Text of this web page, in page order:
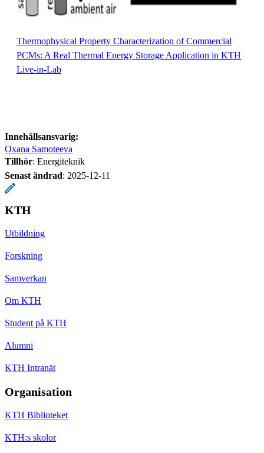
Thermophysical Property Characterization of Commercial
PCMs: A Real Thermal Energy Storage Application in KTH
Live-in-Lab
Innehållsansvarig:
Oxana Samoteeva
Tillhör: Energiteknik
Senast ändrad: 2025-12-11
KTH
Utbildning
Forskning
Samverkan
Om KTH
Student på KTH
Alumni
KTH Intranät
Organisation
KTH Biblioteket
KTH:s skolor